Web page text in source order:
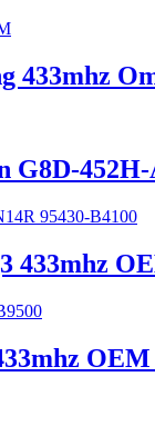
433mhz
G8D-
OEM